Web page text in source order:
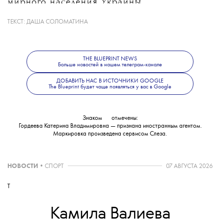
мирного населения Украины.
Какие именно материалы стали
не уточнило. В Следственном комитете
также сообщили, что решается вопрос
об объявлении журналистки
в международный розыск.
ТЕКСТ: ДАША СОЛОМАТИНА
THE BLUEPRINT NEWS
Больше новостей в нашем телеграм-канале
ДОБАВИТЬ НАС В ИСТОЧНИКИ GOOGLE
The Blueprint будет чаще появляться у вас в Google
Знаком
отмечены:
Гордеева Катерина Владимировна — признана иностранным агентом.
Маркировка произведена сервисом Слеза.
НОВОСТИ • СПОРТ 07 АВГУСТА 2026
T
Камила Валиева